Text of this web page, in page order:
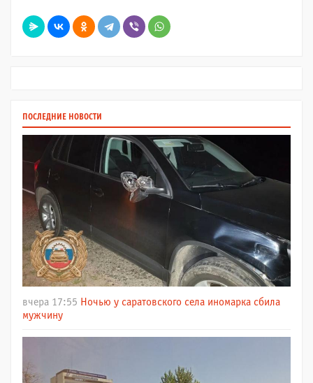
ПОСЛЕДНИЕ НОВОСТИ
вчера 17:55 Ночью у саратовского села иномарка сбила
мужчину